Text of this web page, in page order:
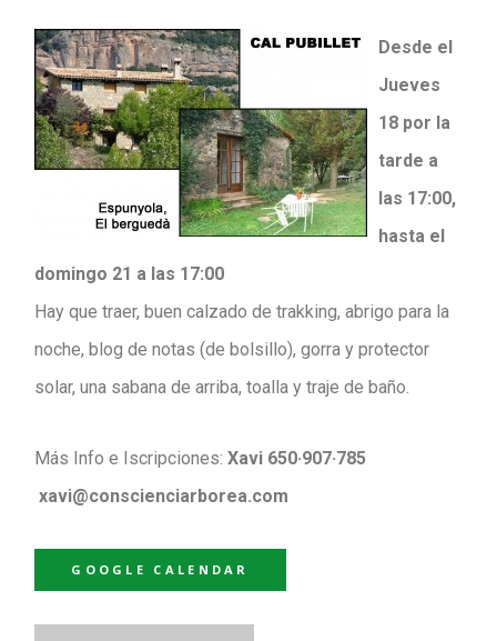
Desde el
Jueves
18 por la
tarde a
las 17:00,
hasta el
domingo 21 a las 17:00
Hay que traer, buen calzado de trakking, abrigo para la
noche, blog de notas (de bolsillo), gorra y protector
solar, una sabana de arriba, toalla y traje de baño.
Más Info e Iscripciones:Xavi 650·907·785
xavi@conscienciarborea.com
GOOGLE CALENDAR